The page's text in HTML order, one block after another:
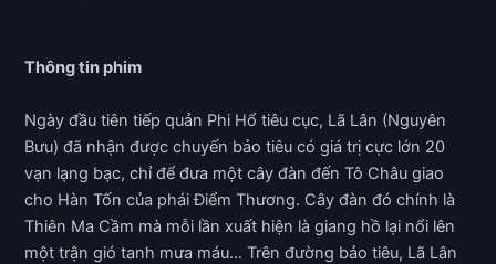
Thông tin phim
Ngày đầu tiên tiếp quản Phi Hổ tiêu cục, Lã Lân (Nguyên
Bưu) đã nhận được chuyến bảo tiêu có giá trị cực lớn 20
vạn lạng bạc, chỉ để đưa một cây đàn đến Tô Châu giao
cho Hàn Tốn của phái Điểm Thương. Cây đàn đó chính là
Thiên Ma Cầm mà mỗi lần xuất hiện là giang hồ lại nổi lên
một trận gió tanh mưa máu… Trên đường bảo tiêu, Lã Lân